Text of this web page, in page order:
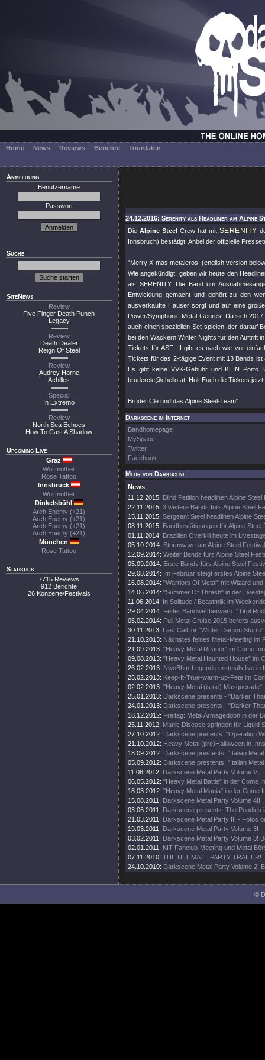
Home News Reviews Berichte Tourdaten
Anmeldung
Benutzername
Passwort
Suche
SiteNews
Review
Five Finger Death Punch
Legacy
Review
Death Dealer
Reign Of Steel
Review
Audrey Horne
Achilles
Special
In Extremo
Review
North Sea Echoes
How To Cast A Shadow
Upcoming Live
Graz
Wolfmother
Rose Tattoo
Innsbruck
Wolfmother
Dinkelsbühl
Arch Enemy (+21)
Arch Enemy (+21)
Arch Enemy (+21)
Arch Enemy (+21)
München
Rose Tattoo
Statistics
7715 Reviews
912 Berichte
26 Konzerte/Festivals
24.12.2016: Serenity als Headliner am Alpine
Die Alpine Steel Crew hat mit SERENITY
Innsbruch) bestätigt. Anbei der offizielle
"Merry X-mas metaleros! (english version
Wie angekündigt, geben wir heute den
als SERENITY. Die Band um
Entwicklung gemacht und gehört zu den
ausverkaufte Häuser sorgt und auf eine
Power/Symphonic Metal-Genres. Da sich
auch einen speziellen Set spielen, der darauf
bei den Wackern Winter Nights für den Auftritt
Tickets für ASF III gibt es nach wie vor
Tickets für das 2-tägige Event mit 13 Bands
Es gibt keine VVK-Gebühr und KEIN Porto.
brudercle@chello.at. Holt Euch die Tickets
Bruder Cle und das Alpine Steel-Team"
Darkscene im Internet
Bandhomepage
MySpace
Twitter
Facebook
Mehr von Darkscene
News
11.12.2015: Blind Petition headlinen Alpine Steel
22.11.2015: 3 weitere Bands fürs Alpine Steel
15.11.2015: Sergeant Steel headlinen Alpine
08.11.2015: Bandbestätigungen für Alpine Steel
01.11.2014: Brazilien Overkill heute im
05.10.2014: Stormwave am Alpine Steel
12.09.2014: Weiter Bands fürs Alpine Steel
05.09.2014: Erste Bands fürs Alpine Steel
29.08.2014: Im Februar steigt erstes Alpine
16.08.2014: "Warriors Of Metal" mit Wizard und
14.06.2014: "Summer Of Thrash" in der
11.06.2014: In Solitude / Beastmilk im
29.04.2014: Fetter Bandwettberwerb: "Tirol
05.02.2014: Full Metal Cruise 2015 bereits
30.11.2013: Last Call for "Winter Demon Storm".
21.10.2013: Nächstes feines Metal-Meeting im
21.09.2013: "Heavy Metal Reaper" im Come
09.08.2013: "Heavy Metal Haunted House" im
26.02.2013: NwoBhm-Legende erstmals live in
25.02.2013: Keep-It-True-warm-up-Fete im
02.02.2013: "Heavy Metal (is no) Masquerade".
25.01.2013: Darkscene presents - "Darker
24.01.2013: Darkscene presents - "Darker
18.12.2012: Freitag: Metal Armageddon in der
25.11.2012: Manic Disease springen für Liquid
27.10.2012: Darkscene presents: "Operation
21.10.2012: Heavy Metal (pre)Halloween in
18.09.2012: Darkscene prestents: "Italian
05.09.2012: Darkscene prestents: "Italian
11.08.2012: Darkscene Metal Party Volume V !
06.05.2012: "Heavy Metal Battle" in der Come
18.03.2012: "Heavy Metal Mania" in der Come
15.08.2011: Darkscene Metal Party Volume 4!!!
03.06.2011: Darkscene presents: The Poodles
21.03.2011: Darkscene Metal Party III - Fotos
19.03.2011: Darkscene Metal Party Volume 3!
03.02.2011: Darkscene Metal Party Volume 3!
02.01.2011: KIT-Fanclub-Meeting und Metal
07.11.2010: THE ULTIMATE PARTY TRAILER!
24.10.2010: Darkscene Metal Party Volume 2!
©